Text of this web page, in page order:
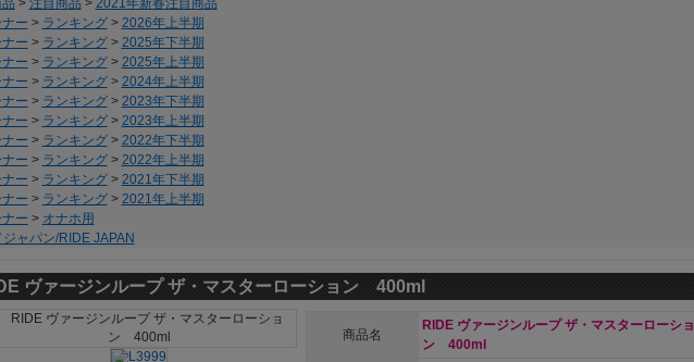
> 注目商品 > 2021年新春注目商品
ー > ランキング> 2026年上半期
ー > ランキング> 2025年下半期
ー > ランキング> 2025年上半期
ー > ランキング> 2024年上半期
ー > ランキング> 2023年下半期
ー > ランキング> 2023年上半期
ー > ランキング> 2022年下半期
ー > ランキング> 2022年上半期
ー > ランキング> 2021年下半期
ー > ランキング> 2021年上半期
ー > オナホ用
ジャパン/RIDE JAPAN
ヴァージンループ ザ・マスターローション 400ml
商品名
RIDE ヴァージンループ ザ・マスターローショ
ン 400ml